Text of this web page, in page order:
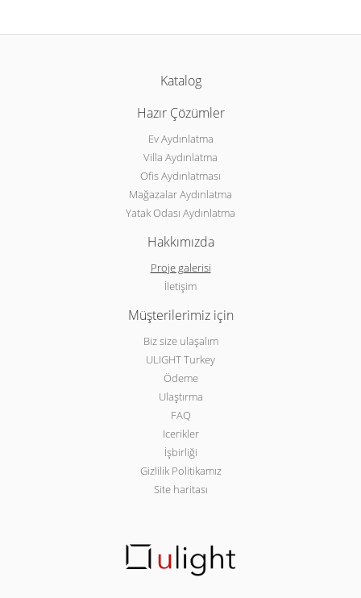
Katalog
Hazır Çözümler
Ev Aydınlatma
Villa Aydınlatma
Ofis Aydınlatması
Mağazalar Aydınlatma
Yatak Odası Aydınlatma
Hakkımızda
Proje galerisi
İletişim
Müşterilerimiz için
Biz size ulaşalım
ULIGHT Turkey
Ödeme
Ulaştırma
FAQ
Icerikler
İşbirliği
Gizlilik Politikamız
Site haritası